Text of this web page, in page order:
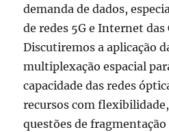
demanda de dados,
de redes 5G e Internet
Discutiremos a aplicação
multiplexação espacial
capacidade das redes
recursos com
questões de fragmentação